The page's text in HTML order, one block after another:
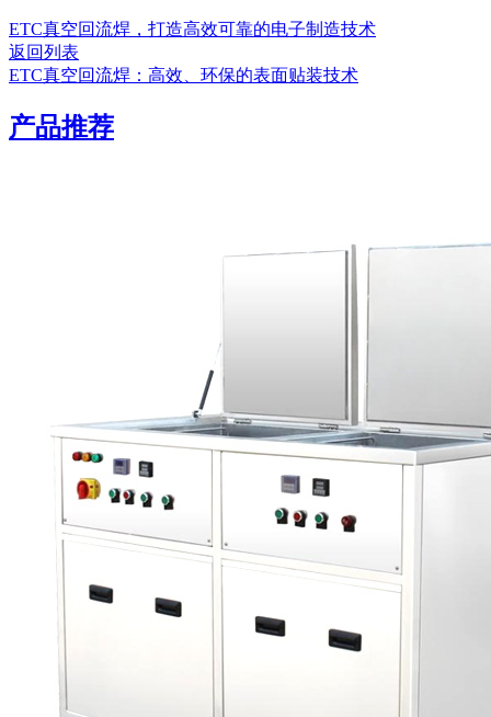
ETC真空回流焊，打造高效可靠的电子制造技术
返回列表
ETC真空回流焊：高效、环保的表面贴装技术
产品推荐